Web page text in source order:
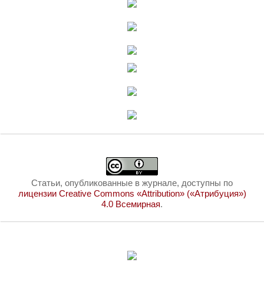
Статьи, опубликованные в журнале, доступны по
лицензии Creative Commons «Attribution» («Атрибуция»)
4.0 Всемирная.